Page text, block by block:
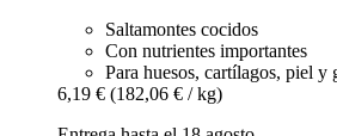
Saltamontes cocidos
Con nutrientes importantes
Para huesos, cartílagos, piel y
6,19 € (182,06 € / kg)